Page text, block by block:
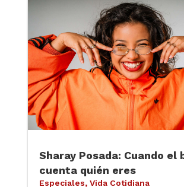
Sharay Posada: Cuando el
cuenta quién eres
Especiales, Vida Cotidiana